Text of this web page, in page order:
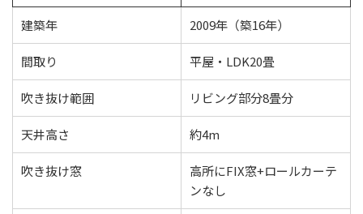
建築年
2009年（築16年）
間取り 平屋・LDK20畳
吹き抜け範囲 リビング部分8畳分
天井高さ 約4m
吹き抜け窓
高所にFIX窓+ロールカーテ
ンなし